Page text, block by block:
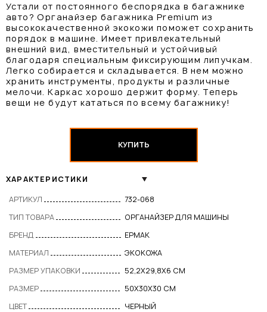
Устали от постоянного беспорядка в багажнике
авто? Органайзер багажника Premium из
высококачественной экокожи поможет сохранить
порядок в машине. Имеет привлекательный
внешний вид, вместительный и устойчивый
благодаря специальным фиксирующим липучкам.
Легко собирается и складывается. В нем можно
хранить инструменты, продукты и различные
мелочи. Каркас хорошо держит форму. Теперь
вещи не будут кататься по всему багажнику!
КУПИТЬ
ХАРАКТЕРИСТИКИ
АРТИКУЛ
732-068
ТИП ТОВАРА
ОРГАНАЙЗЕР ДЛЯ МАШИНЫ
БРЕНД
ЕРМАК
МАТЕРИАЛ
ЭКОКОЖА
РАЗМЕР УПАКОВКИ
52,2Х29,8Х6 СМ
РАЗМЕР
50Х30Х30 СМ
ЦВЕТ
ЧЕРНЫЙ